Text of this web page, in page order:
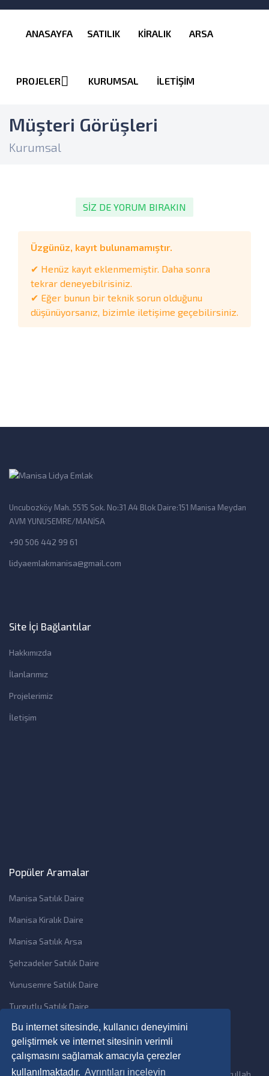
Bu internet sitesinde, kullanıcı deneyimini
geliştirmek ve internet sitesinin verimli
çalışmasını sağlamak amacıyla çerezler
kullanılmaktadır. Ayrıntıları inceleyin
ANASAYFA SATILIK KİRALIK ARSA
PROJELER KURUMSAL İLETİŞİM
Müşteri Görüşleri
Kurumsal
SİZ DE YORUM BIRAKIN
Üzgünüz, kayıt bulunamamıştır.
✔ Henüz kayıt eklenmemiştir. Daha sonra
tekrar deneyebilrisiniz.
✔ Eğer bunun bir teknik sorun olduğunu
düşünüyorsanız, bizimle iletişime geçebilirsiniz.
Uncubozköy Mah. 5515 Sok. No:31 A4 Blok Daire:151 Manisa Meydan
AVM YUNUSEMRE/MANİSA
+90 506 442 99 61
lidyaemlakmanisa@gmail.com
Site İçi Bağlantılar
Hakkımızda
İlanlarımız
Projelerimiz
İletişim
Popüler Aramalar
Manisa Satılık Daire
Manisa Kiralık Daire
Manisa Satılık Arsa
Şehzadeler Satılık Daire
Yunusemre Satılık Daire
Turgutlu Satılık Daire
Copyright © 2026 Bilmat Dijital Mübarek insan Ramdan Emrullah